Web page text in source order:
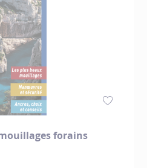
forains